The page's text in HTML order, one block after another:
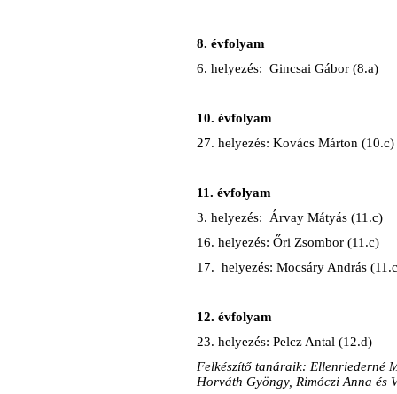
8. évfolyam
6. helyezés: Gincsai Gábor (8.a)
10. évfolyam
27. helyezés: Kovács Márton (10.c)
11. évfolyam
3. helyezés: Árvay Mátyás (11.c)
16. helyezés: Őri Zsombor (11.c)
17. helyezés: Mocsáry András
12. évfolyam
23. helyezés: Pelcz Antal (12.d)
Felkészítő tanáraik: Ellenriederné
Horváth Gyöngy, Rimóczi Anna és